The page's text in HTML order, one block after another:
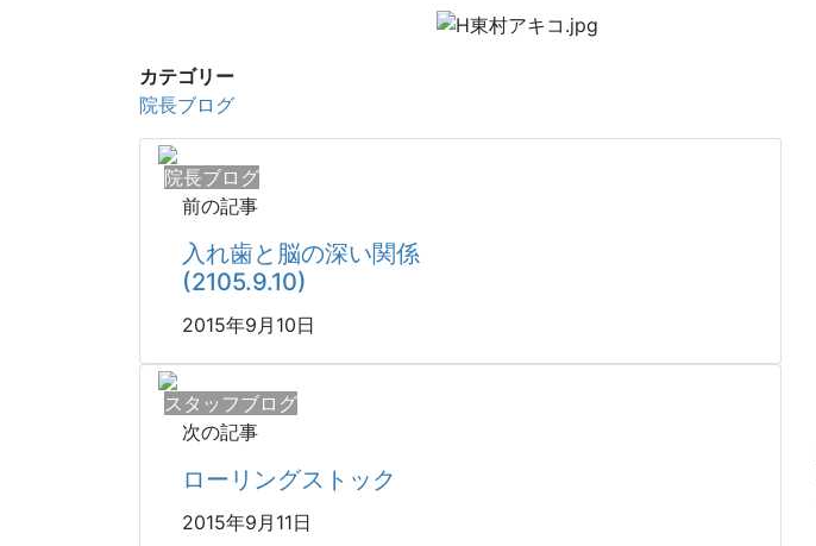
カテゴリー
院長ブログ
院長ブログ
前の記事
入れ歯と脳の深い関係
(2105.9.10)
2015年9月10日
スタッフブログ
次の記事
ローリングストック
2015年9月11日